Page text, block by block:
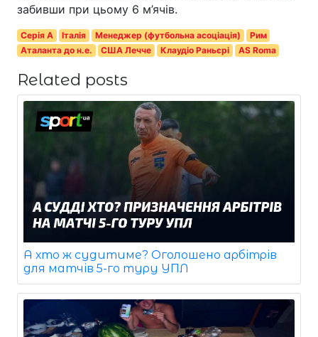
забивши при цьому 6 м’ячів.
Серія A Італія Менеджер (футбольна асоціація)
Рим
Аталанта до н.е.
США Лечче Клаудіо Раньєрі AS Roma
Related posts
А хто ж судитиме? Оголошено арбітрів
для матчів 5-го туру УПЛ